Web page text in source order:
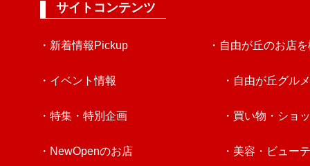
サイトコンテンツ
・新着情報Pickup
・イベント情報
・特集・特別企画
・NewOpenのお店
・自由が丘のお店
・自由が丘グルメ
・買い物・ショ
・美容・ビュー